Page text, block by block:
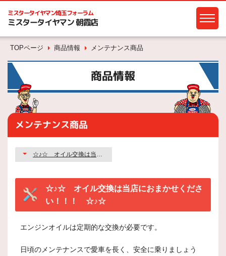
ミスタータイヤマン埼玉フォーラム
ミスタータイヤマン 朝霞店
TOPページ 商品情報 メンテナンス商品
商品情報
メンテナンス商品
☆♪☆ オイル交換は当店におまかせください！！！ ☆♪☆
☆♪☆ オイル交換は当店におまかせくださ
い！！！ ☆♪☆
エンジンオイルは定期的な交換が必要です。
日頃のメンテナンスで愛車を長く、安全に乗りましょう